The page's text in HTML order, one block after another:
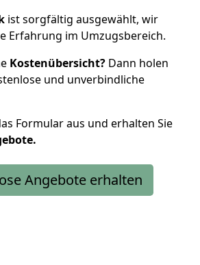
ist sorgfältig ausgewählt, wir
Erfahrung im Umzugsbereich.
Kostenübersicht? Dann holen
und unverbindliche
Formular aus und erhalten Sie
Angebote erhalten